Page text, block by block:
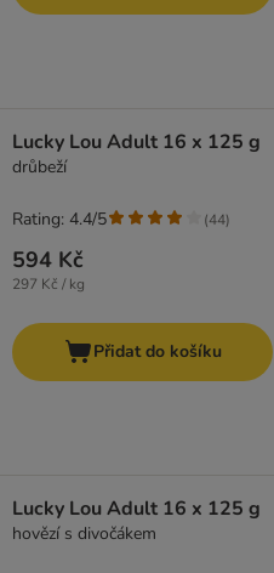
Lucky Lou Adult 16 x 125 g
drůbeží
594 Kč
297 Kč / kg
Rating: 4.4/5 (44)
Přidat do košíku
Lucky Lou Adult 16 x 125 g
hovězí s divočákem